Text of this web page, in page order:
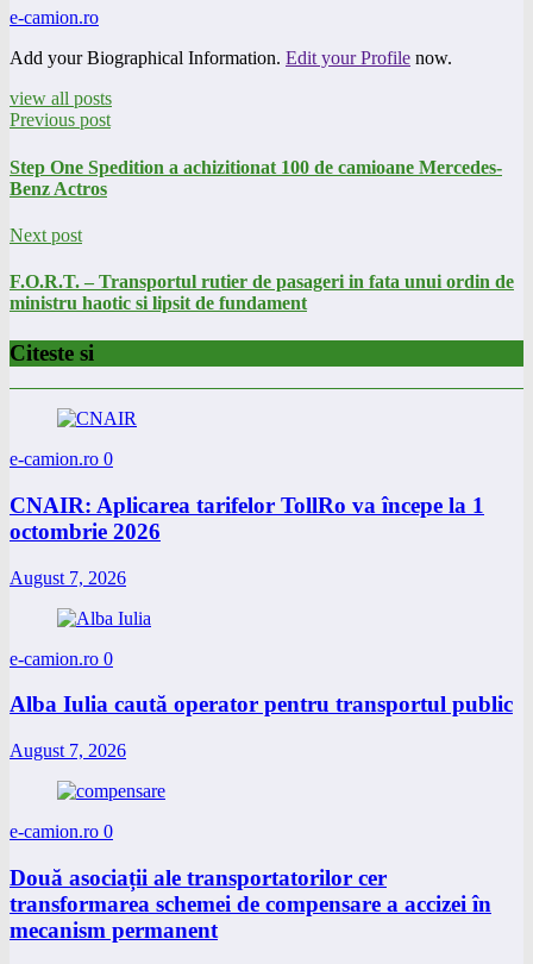
e-camion.ro
Add your Biographical Information. Edit your Profile now.
view all posts
Previous post
Step One Spedition a achizitionat 100 de camioane Mercedes-
Benz Actros
Next post
F.O.R.T. – Transportul rutier de pasageri in fata unui ordin de
ministru haotic si lipsit de fundament
Citeste si
e-camion.ro 0
CNAIR: Aplicarea tarifelor TollRo va începe la 1
octombrie 2026
August 7, 2026
e-camion.ro 0
Alba Iulia caută operator pentru transportul public
August 7, 2026
e-camion.ro 0
Două asociații ale transportatorilor cer
transformarea schemei de compensare a accizei în
mecanism permanent